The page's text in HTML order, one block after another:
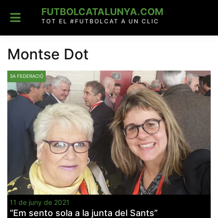
content
FUTBOLCATALUNYA.COM
TOT EL #FUTBOLCAT A UN CLIC
Montse Dot
3A FEDERACIÓ
11 de juny de 2021
“Em sento sola a la junta del Sants”